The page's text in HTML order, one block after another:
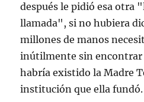
después le pidió esa otra
llamada", si no hubiera
millones de manos
inútilmente sin encontrar
habría existido la Madre
institución que ella fundó.